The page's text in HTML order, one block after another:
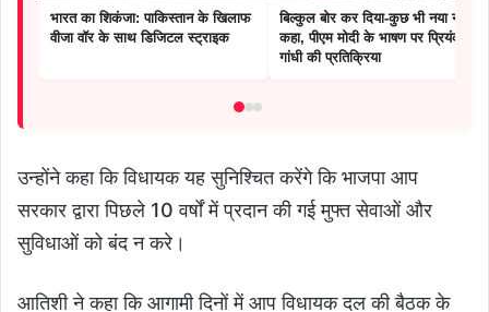
भारत का शिकंजा: पाकिस्तान के खिलाफ
वीजा वॉर के साथ डिजिटल स्ट्राइक
बिल्कुल बोर कर दिया-कुछ भी नया नहीं
कहा, पीएम मोदी के भाषण पर प्रियंका
गांधी की प्रतिक्रिया
उन्होंने कहा कि विधायक यह सुनिश्चित करेंगे कि भाजपा आप
सरकार द्वारा पिछले 10 वर्षों में प्रदान की गई मुफ्त सेवाओं और
सुविधाओं को बंद न करे।
आतिशी ने कहा कि आगामी दिनों में आप विधायक दल की बैठक के